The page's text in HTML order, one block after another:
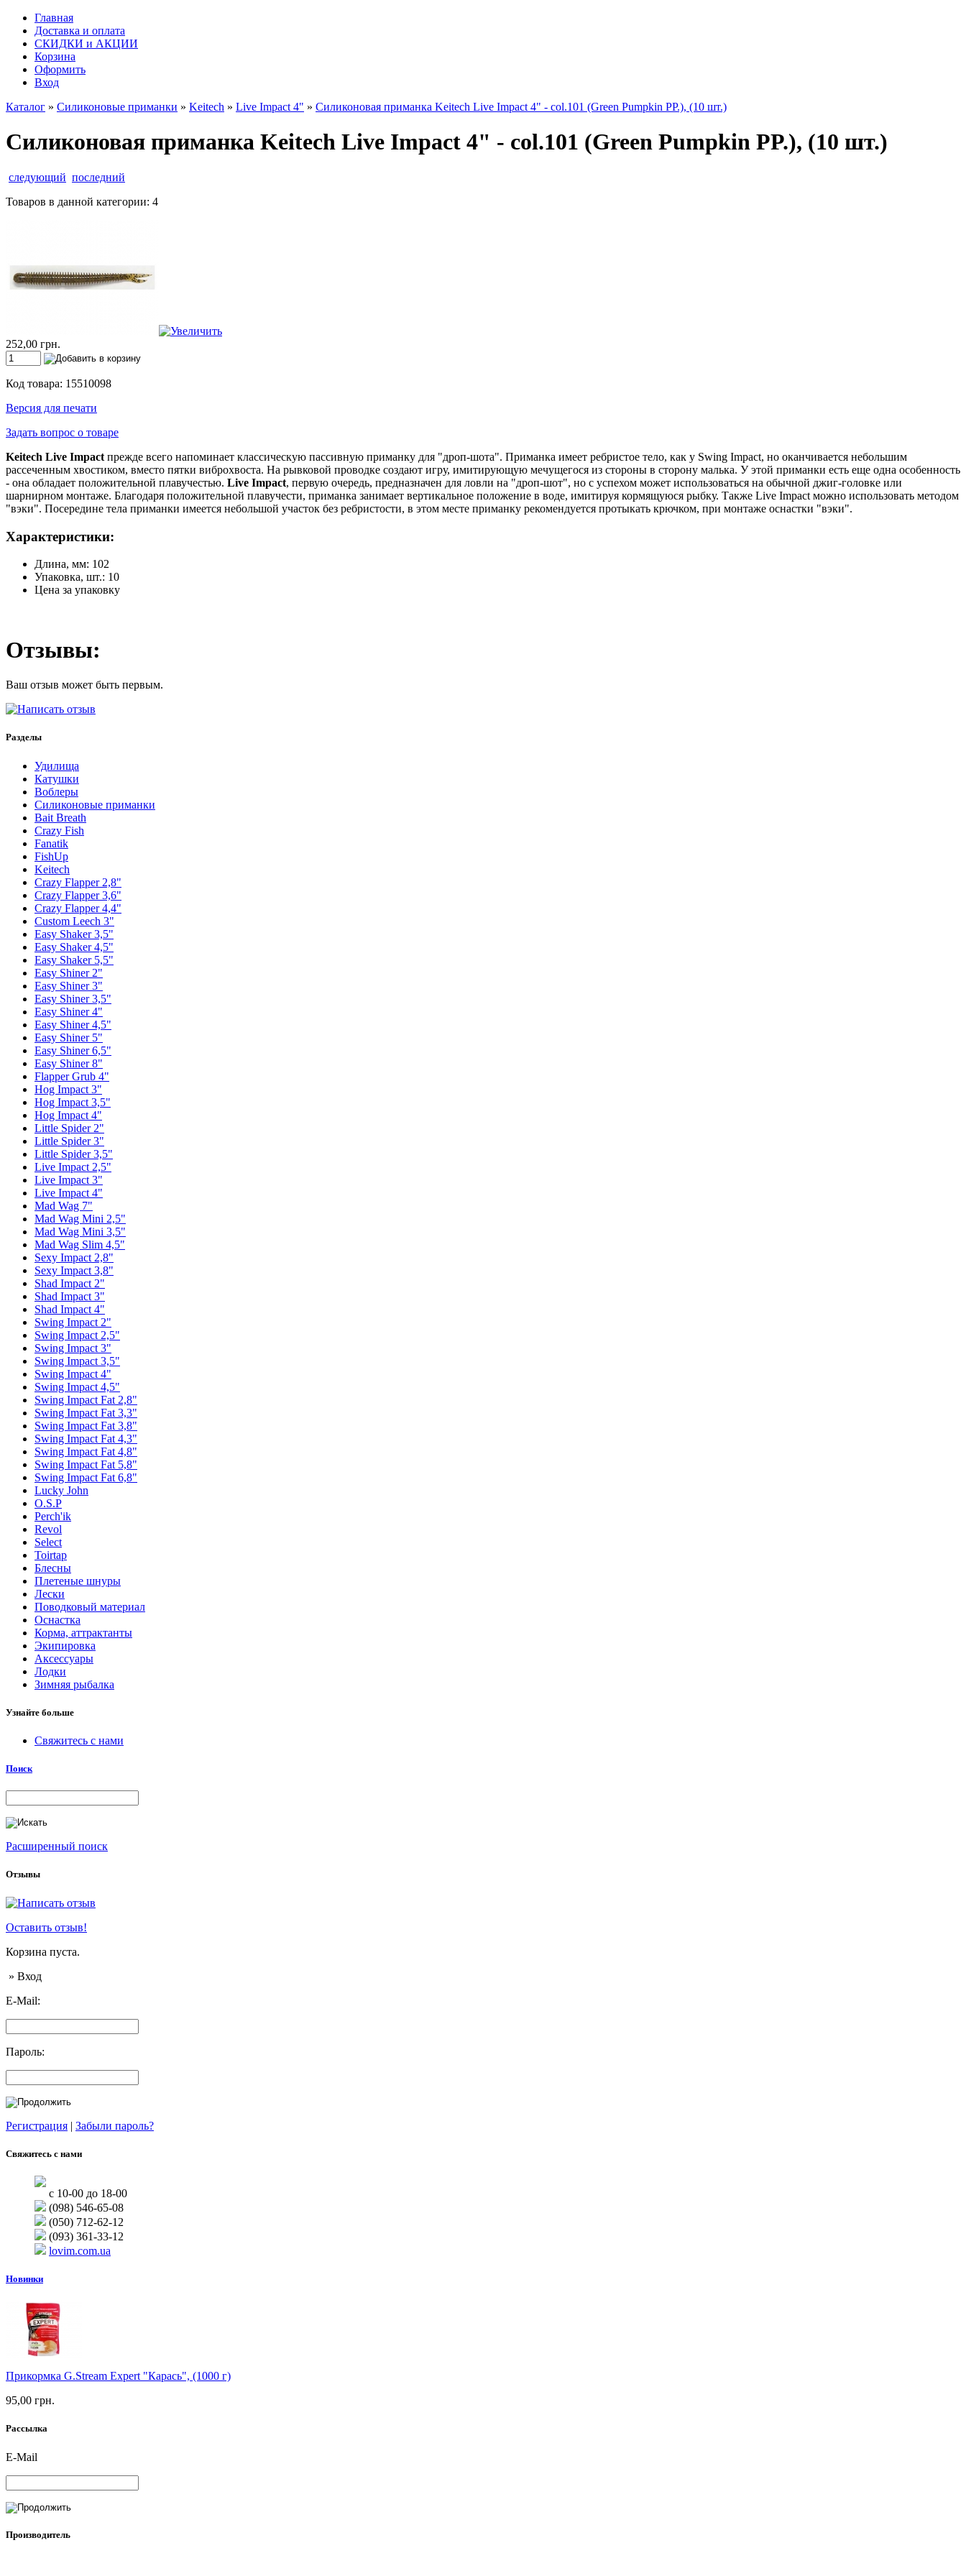
Главная
Доставка и оплата
СКИДКИ и АКЦИИ
Корзина
Оформить
Вход
Каталог » Силиконовые приманки » Keitech » Live Impact 4" » Силиконовая приманка Keitech Live Impact 4" - col.101 (Green Pumpkin PP.), (10 шт.)
Силиконовая приманка Keitech Live Impact 4" - col.101 (Green Pumpkin PP.), (10 шт.)
следующий последний
Товаров в данной категории: 4
252,00 грн.
Код товара: 15510098
Версия для печати
Задать вопрос о товаре
Keitech Live Impact прежде всего напоминает классическую пассивную приманку для "дроп-шота". Приманка имеет ребристое тело, как у Swing Impact, но оканчивается небольшим
рассеченным хвостиком, вместо пятки виброхвоста. На рывковой проводке создают игру, имитирующую мечущегося из стороны в сторону малька. У этой приманки есть еще одна особенность
- она обладает положительной плавучестью. Live Impact, первую очередь, предназначен для ловли на "дроп-шот", но с успехом может использоваться на обычной джиг-головке или
шарнирном монтаже. Благодаря положительной плавучести, приманка занимает вертикальное положение в воде, имитируя кормящуюся рыбку. Также Live Impact можно использовать методом
"вэки". Посередине тела приманки имеется небольшой участок без ребристости, в этом месте приманку рекомендуется протыкать крючком, при монтаже оснастки "вэки".
Характеристики:
Длина, мм: 102
Упаковка, шт.: 10
Цена за упаковку
Отзывы:
Ваш отзыв может быть первым.
Разделы
Удилища
Катушки
Воблеры
Силиконовые приманки
Bait Breath
Crazy Fish
Fanatik
FishUp
Keitech
Crazy Flapper 2,8"
Crazy Flapper 3,6"
Crazy Flapper 4,4"
Custom Leech 3"
Easy Shaker 3,5"
Easy Shaker 4,5"
Easy Shaker 5,5"
Easy Shiner 2"
Easy Shiner 3"
Easy Shiner 3,5"
Easy Shiner 4"
Easy Shiner 4,5"
Easy Shiner 5"
Easy Shiner 6,5"
Easy Shiner 8"
Flapper Grub 4"
Hog Impact 3"
Hog Impact 3,5"
Hog Impact 4"
Little Spider 2"
Little Spider 3"
Little Spider 3,5"
Live Impact 2,5"
Live Impact 3"
Live Impact 4"
Mad Wag 7"
Mad Wag Mini 2,5"
Mad Wag Mini 3,5"
Mad Wag Slim 4,5"
Sexy Impact 2,8"
Sexy Impact 3,8"
Shad Impact 2"
Shad Impact 3"
Shad Impact 4"
Swing Impact 2"
Swing Impact 2,5"
Swing Impact 3"
Swing Impact 3,5"
Swing Impact 4"
Swing Impact 4,5"
Swing Impact Fat 2,8"
Swing Impact Fat 3,3"
Swing Impact Fat 3,8"
Swing Impact Fat 4,3"
Swing Impact Fat 4,8"
Swing Impact Fat 5,8"
Swing Impact Fat 6,8"
Lucky John
O.S.P
Perch'ik
Revol
Select
Toirtap
Блесны
Плетеные шнуры
Лески
Поводковый материал
Оснастка
Корма, аттрактанты
Экипировка
Аксессуары
Лодки
Зимняя рыбалка
Узнайте больше
Свяжитесь с нами
Поиск
Расширенный поиск
Отзывы
Оставить отзыв!
Корзина пуста.
» Вход
E-Mail:
Пароль:
Регистрация | Забыли пароль?
Свяжитесь с нами
с 10-00 до 18-00
(098) 546-65-08
(050) 712-62-12
(093) 361-33-12
lovim.com.ua
Новинки
Прикормка G.Stream Expert "Карась", (1000 г)
95,00 грн.
Рассылка
E-Mail
Производитель